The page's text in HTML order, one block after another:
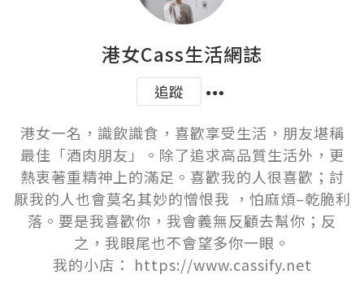
港女Cass生活網誌
追蹤
港女一名，識飲識食，喜歡享受生活，朋友堪稱
最佳「酒肉朋友」。除了追求高品質生活外，更
熱衷著重精神上的滿足。喜歡我的人很喜歡；討
厭我的人也會莫名其妙的憎恨我 ，怕麻煩–乾脆利
落。要是我喜歡你，我會義無反顧去幫你；反
之，我眼尾也不會望多你一眼。
我的小店： https://www.cassify.net